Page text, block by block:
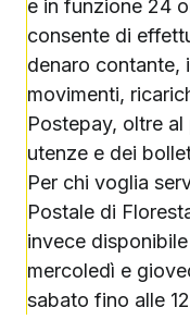
e in funzione 24
consente di
denaro contante,
movimenti,
Postepay, oltre
utenze e dei
Per chi voglia
Postale di
invece
mercoledì e
sabato fino alle